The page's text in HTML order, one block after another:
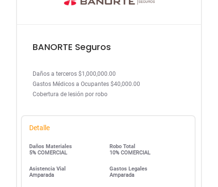
BANORTE Seguros
Daños a terceros $1,000,000.00
Gastos Médicos a Ocupantes $40,000.00
Cobertura de lesión por robo
Detalle
Daños Materiales
5% COMERCIAL
Robo Total
10% COMERCIAL
Asistencia Vial
Amparada
Gastos Legales
Amparada